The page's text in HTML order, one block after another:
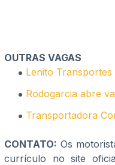
OUTRAS VAGAS
Lenito
Rodogarcia abre
Transportadora
CONTATO: Os
currículo no site